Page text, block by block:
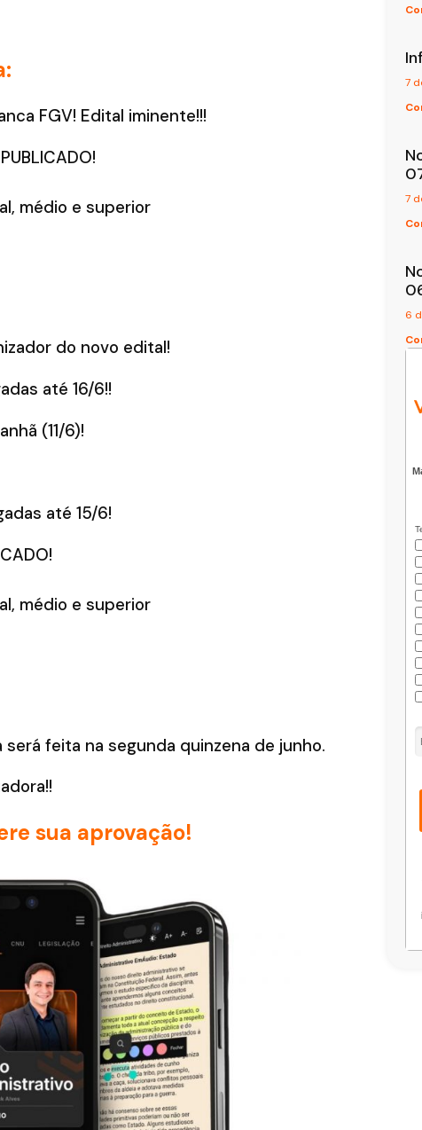
FGV! Edital iminente!!!
médio e superior
do novo edital!
até 16/6!!
(11/6)!
até 15/6!
médio e superior
feita na segunda quinzena de junho.
sua aprovação!
7
7
6